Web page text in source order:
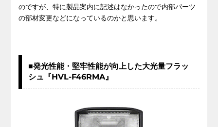
のですが、特に製品案内に記述はなかったので内部パーツ
の部材変更などになっているのかと思います。
■発光性能・堅牢性能が向上した大光量フラッ
シュ『HVL-F46RMA』